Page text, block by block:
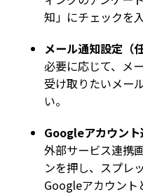
知」にチェックを
メール通知設定（任
必要に応じて、メ
受け取りたいメー
い。
Googleアカウント
外部サービス連携
ンを押し、スプレ
Googleアカウント